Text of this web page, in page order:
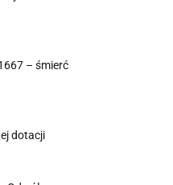
– śmierć
dotacji